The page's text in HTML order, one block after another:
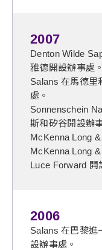
2007
Denton Wilde
雅德開設辦事處。
Salans 在馬德里
處。
Sonnenschein
斯和矽谷開設辦
McKenna Long
McKenna Long
Luce Forward 開
2006
Salans 在巴黎進
設辦事處。